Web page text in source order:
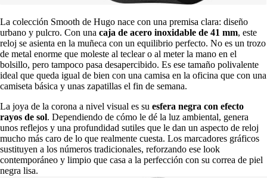
La colección Smooth de Hugo nace con una premisa clara: diseño
urbano y pulcro. Con una caja de acero inoxidable de 41 mm, este
reloj se asienta en la muñeca con un equilibrio perfecto. No es un trozo
de metal enorme que moleste al teclear o al meter la mano en el
bolsillo, pero tampoco pasa desapercibido. Es ese tamaño polivalente
ideal que queda igual de bien con una camisa en la oficina que con una
camiseta básica y unas zapatillas el fin de semana.
La joya de la corona a nivel visual es su esfera negra con efecto
rayos de sol. Dependiendo de cómo le dé la luz ambiental, genera
unos reflejos y una profundidad sutiles que le dan un aspecto de reloj
mucho más caro de lo que realmente cuesta. Los marcadores gráficos
sustituyen a los números tradicionales, reforzando ese look
contemporáneo y limpio que casa a la perfección con su correa de piel
negra lisa.